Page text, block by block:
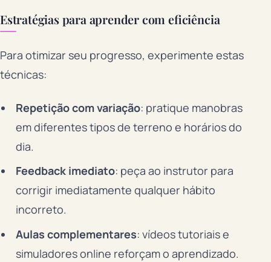
Estratégias para aprender com eficiência
Para otimizar seu progresso, experimente estas
técnicas:
Repetição com variação: pratique manobras
em diferentes tipos de terreno e horários do
dia.
Feedback imediato: peça ao instrutor para
corrigir imediatamente qualquer hábito
incorreto.
Aulas complementares: vídeos tutoriais e
simuladores online reforçam o aprendizado.